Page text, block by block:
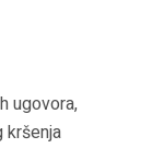
ugovora,
kršenja